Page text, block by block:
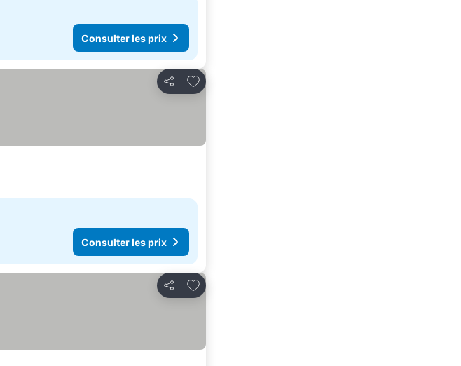
Consulter les prix
Partager
Ajouter à mes favoris
Consulter les prix
Partager
Ajouter à mes favoris